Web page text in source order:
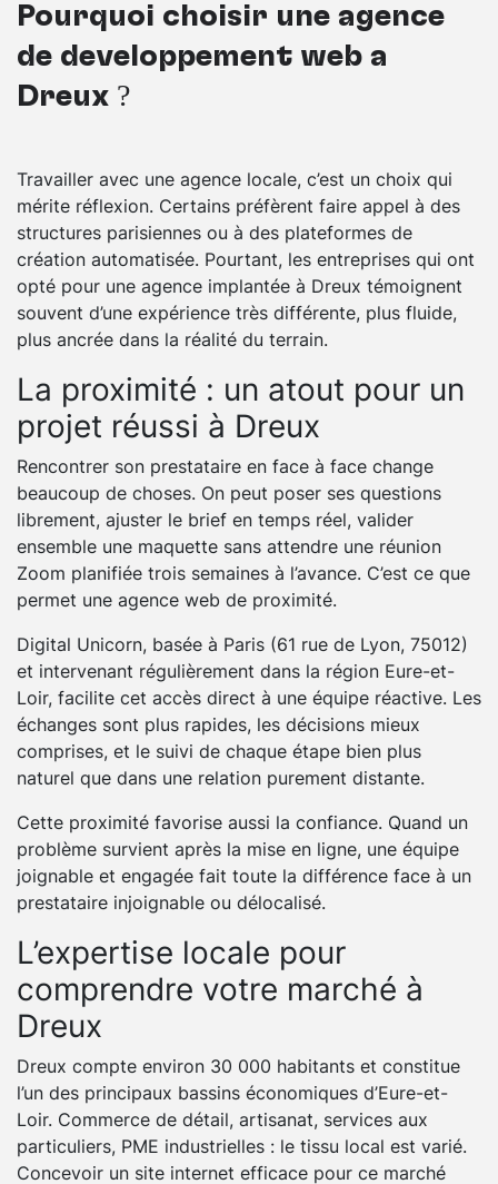
Pourquoi choisir une agence
de développement web à
Dreux ?
Travailler avec une agence locale, c’est un choix qui
mérite réflexion. Certains préfèrent faire appel à des
structures parisiennes ou à des plateformes de
création automatisée. Pourtant, les entreprises qui ont
opté pour une agence implantée à Dreux témoignent
souvent d’une expérience très différente, plus fluide,
plus ancrée dans la réalité du terrain.
La proximité : un atout pour un
projet réussi à Dreux
Rencontrer son prestataire en face à face change
beaucoup de choses. On peut poser ses questions
librement, ajuster le brief en temps réel, valider
ensemble une maquette sans attendre une réunion
Zoom planifiée trois semaines à l’avance. C’est ce que
permet une agence web de proximité.
Digital Unicorn, basée à Paris (61 rue de Lyon, 75012)
et intervenant régulièrement dans la région Eure-et-
Loir, facilite cet accès direct à une équipe réactive. Les
échanges sont plus rapides, les décisions mieux
comprises, et le suivi de chaque étape bien plus
naturel que dans une relation purement distante.
Cette proximité favorise aussi la confiance. Quand un
problème survient après la mise en ligne, une équipe
joignable et engagée fait toute la différence face à un
prestataire injoignable ou délocalisé.
L’expertise locale pour
comprendre votre marché à
Dreux
Dreux compte environ 30 000 habitants et constitue
l’un des principaux bassins économiques d’Eure-et-
Loir. Commerce de détail, artisanat, services aux
particuliers, PME industrielles : le tissu local est varié.
Concevoir un site internet efficace pour ce marché